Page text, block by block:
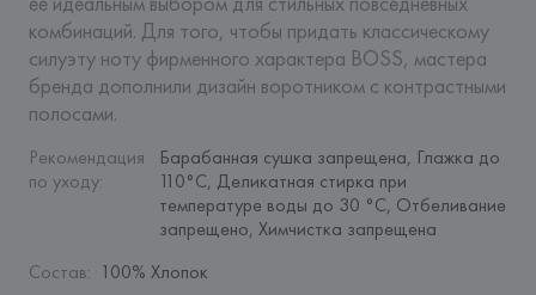
комбинаций. Для того, чтобы придать классическому
силуэту ноту фирменного характера BOSS, мастера
бренда дополнили дизайн воротником с контрастными
полосами.
Рекомендация
по уходу:
Барабанная сушка запрещена, Глажка до
110°C, Деликатная стирка при
температуре воды до 30 °C, Отбеливание
запрещено, Химчистка запрещена
Состав: 100% Хлопок